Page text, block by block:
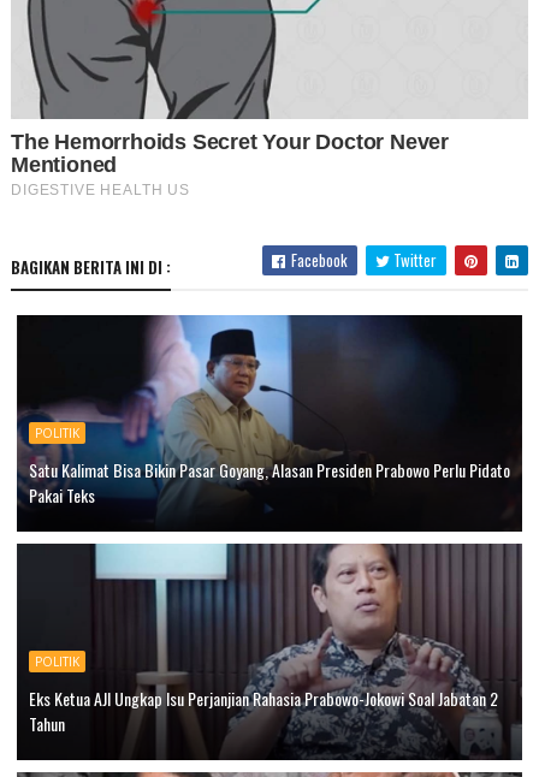
BAGIKAN BERITA INI DI : Facebook Twitter
POLITIK
Satu Kalimat Bisa Bikin Pasar Goyang, Alasan Presiden Prabowo Perlu Pidato
Pakai Teks
POLITIK
Eks Ketua AJI Ungkap Isu Perjanjian Rahasia Prabowo-Jokowi Soal Jabatan 2
Tahun